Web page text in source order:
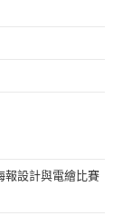
報設計與電繪比賽